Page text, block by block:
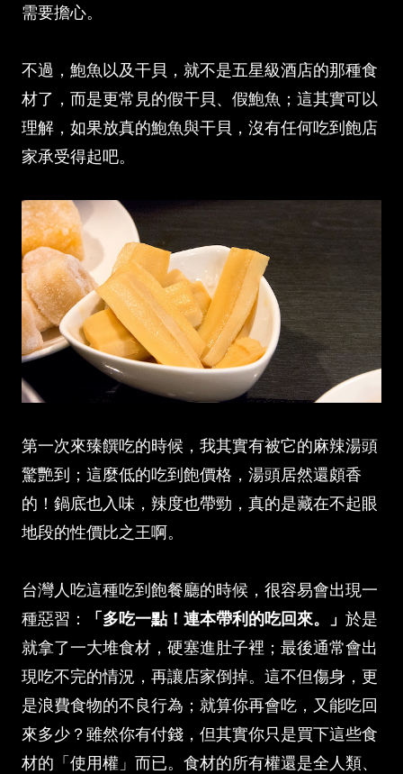
需要擔心。
不過，鮑魚以及干貝，就不是五星級酒店的那種食
材了，而是更常見的假干貝、假鮑魚；這其實可以
理解，如果放真的鮑魚與干貝，沒有任何吃到飽店
家承受得起吧。
第一次來臻饌吃的時候，我其實有被它的麻辣湯頭
驚艷到；這麼低的吃到飽價格，湯頭居然還頗香
的！鍋底也入味，辣度也帶勁，真的是藏在不起眼
地段的性價比之王啊。
台灣人吃這種吃到飽餐廳的時候，很容易會出現一
種惡習：
「多吃一點！連本帶利的吃回來。」 於是
就拿了一大堆食材，硬塞進肚子裡；最後通常會出
現吃不完的情況，再讓店家倒掉。這不但傷身，更
是浪費食物的不良行為；就算你再會吃，又能吃回
來多少？雖然你有付錢，但其實你只是買下這些食
材的「使用權」而已。食材的所有權還是全人類、